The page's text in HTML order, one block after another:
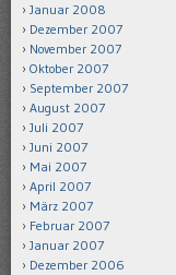
Januar 2008
Dezember 2007
November 2007
Oktober 2007
September 2007
August 2007
Juli 2007
Juni 2007
Mai 2007
April 2007
März 2007
Februar 2007
Januar 2007
Dezember 2006